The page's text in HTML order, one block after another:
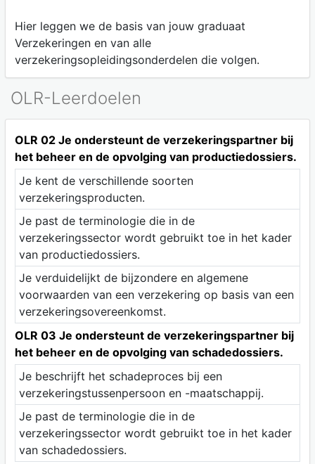
Hier leggen we de basis van jouw graduaat
Verzekeringen en van alle
verzekeringsopleidingsonderdelen die volgen.
OLR-Leerdoelen
OLR 02 Je ondersteunt de verzekeringspartner bij
het beheer en de opvolging van productiedossiers.
Je kent de verschillende soorten
verzekeringsproducten.
Je past de terminologie die in de
verzekeringssector wordt gebruikt toe in het kader
van productiedossiers.
Je verduidelijkt de bijzondere en algemene
voorwaarden van een verzekering op basis van een
verzekeringsovereenkomst.
OLR 03 Je ondersteunt de verzekeringspartner bij
het beheer en de opvolging van schadedossiers.
Je beschrijft het schadeproces bij een
verzekeringstussenpersoon en -maatschappij.
Je past de terminologie die in de
verzekeringssector wordt gebruikt toe in het kader
van schadedossiers.